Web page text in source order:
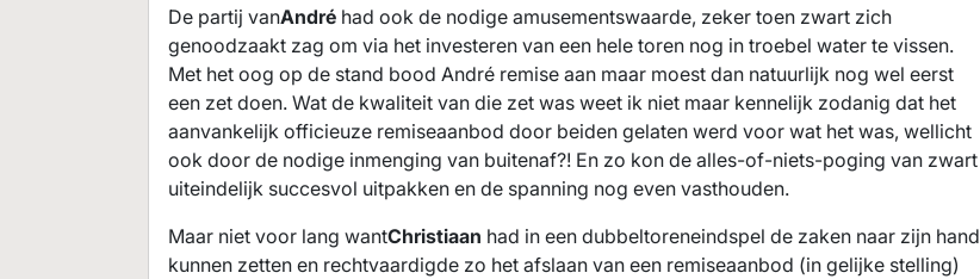
De partij vanAndré had ook de nodige amusementswaarde, zeker toen zwart zich
genoodzaakt zag om via het investeren van een hele toren nog in troebel water te vissen.
Met het oog op de stand bood André remise aan maar moest dan natuurlijk nog wel eerst
een zet doen. Wat de kwaliteit van die zet was weet ik niet maar kennelijk zodanig dat het
aanvankelijk officieuze remiseaanbod door beiden gelaten werd voor wat het was, wellicht
ook door de nodige inmenging van buitenaf?! En zo kon de alles-of-niets-poging van zwart
uiteindelijk succesvol uitpakken en de spanning nog even vasthouden.
Maar niet voor lang wantChristiaan had in een dubbeltoreneindspel de zaken naar zijn hand
kunnen zetten en rechtvaardigde zo het afslaan van een remiseaanbod (in gelijke stelling)